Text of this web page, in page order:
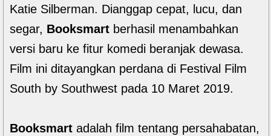
Katie Silberman. Dianggap cepat, lucu, dan
segar, Booksmart berhasil menambahkan
versi baru ke fitur komedi beranjak dewasa.
Film ini ditayangkan perdana di Festival Film
South by Southwest pada 10 Maret 2019.
Booksmart adalah film tentang persahabatan,